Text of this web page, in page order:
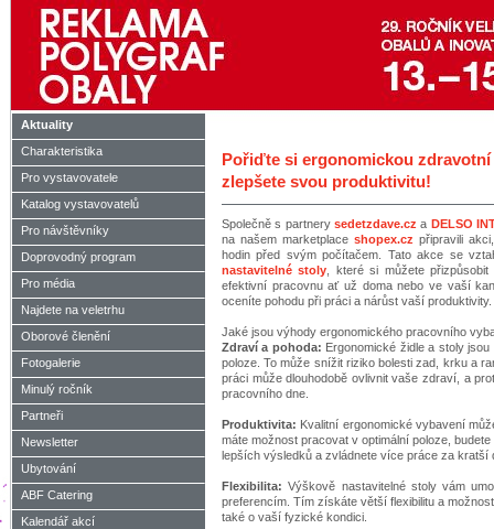
Aktuality
Charakteristika
Pro vystavovatele
Katalog vystavovatelů
Pro návštěvníky
Doprovodný program
Pro média
Najdete na veletrhu
Oborové členění
Fotogalerie
Minulý ročník
Partneři
Newsletter
Ubytování
ABF Catering
Kalendář akcí
Pořiďte si ergonomickou
zlepšete svou produktivitu!
Společně s partnerysedetzdave.cza DELSO
na našem marketplaceshopex.cz připravili
hodin před svým počítačem. Tato akce se
nastavitelné stoly , které si můžete
efektivní pracovnu ať už doma nebo ve vaší
oceníte pohodu při práci a nárůst vaší produktivity.
Jaké jsou výhody ergonomického pracovního
Zdraví a pohoda: Ergonomické židle a stoly
poloze. To může snížit riziko bolesti zad, krku a
práci může dlouhodobě ovlivnit vaše zdraví, a
pracovního dne.
Produktivita: Kvalitní ergonomické vybavení
máte možnost pracovat v optimální poloze,
lepších výsledků a zvládnete více práce za kratší
Flexibilita: Výškově nastavitelné stoly vám
preferencím. Tím získáte větší flexibilitu a
také o vaší fyzické kondici.